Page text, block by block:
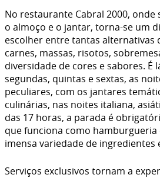
No restaurante Cabral 2000,
o almoço e o jantar, torna-se um
escolher entre tantas alternativas
carnes, massas, risotos,
diversidade de cores e sabores. É
segundas, quintas e sextas, as
peculiares, com os jantares
culinárias, nas noites italiana,
das 17 horas, a parada é
que funciona como hamburgueria
imensa variedade de ingredientes
Serviços exclusivos tornam a